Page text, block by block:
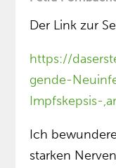
Der Link zur
https://
gende-
Impfskepsis-
Ich
starken